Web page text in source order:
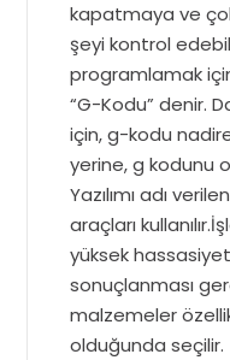
kapatmaya ve
şeyi kontrol
programlamak
“G-Kodu” denir.
için, g-kodu
yerine, g kodunu
Yazılımı adı
araçları
yüksek
sonuçlanması
malzemeler
olduğunda seçilir.